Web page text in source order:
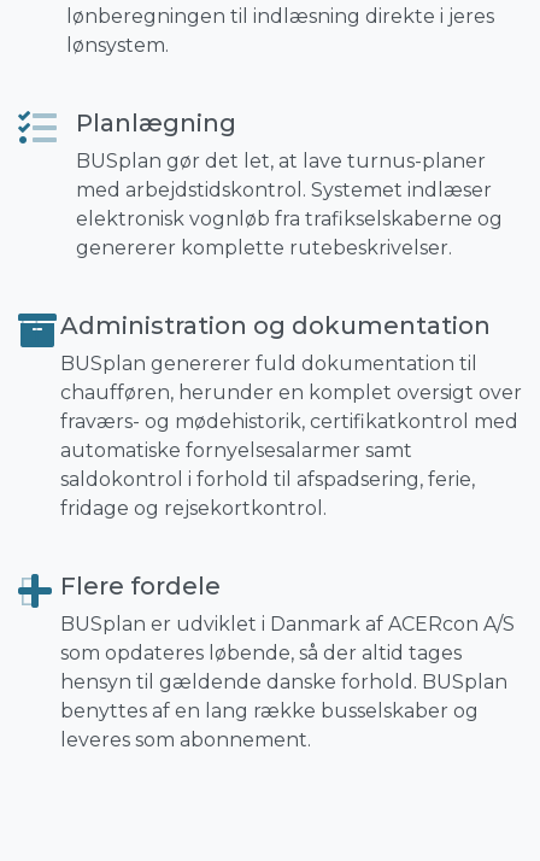
lønberegningen til indlæsning direkte i jeres
lønsystem.
Planlægning
BUSplan gør det let, at lave turnus-planer
med arbejdstidskontrol. Systemet indlæser
elektronisk vognløb fra trafikselskaberne og
genererer komplette rutebeskrivelser.
Administration og dokumentation
BUSplan genererer fuld dokumentation til
chaufføren, herunder en komplet oversigt over
fraværs- og mødehistorik, certifikatkontrol med
automatiske fornyelsesalarmer samt
saldokontrol i forhold til afspadsering, ferie,
fridage og rejsekortkontrol.
Flere fordele
BUSplan er udviklet i Danmark af ACERcon A/S
som opdateres løbende, så der altid tages
hensyn til gældende danske forhold. BUSplan
benyttes af en lang række busselskaber og
leveres som abonnement.